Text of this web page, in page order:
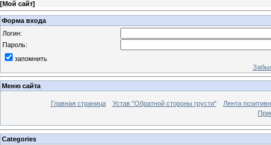
[Мой сайт]
Форма входа
Логин:
Пароль:
запомнить
Меню сайта
Главная страница Устав "Обратной стороны грусти"
Лента
Categories